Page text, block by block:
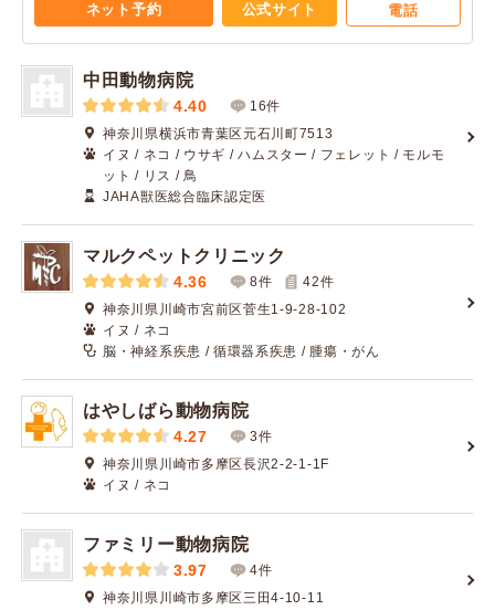
ネット予約 公式サイト 電話
中田動物病院
4.40
16件
神奈川県横浜市青葉区元石川町7513
イヌ / ネコ / ウサギ / ハムスター / フェレット / モルモ
ット / リス / 鳥
JAHA獣医総合臨床認定医
マルクペットクリニック
4.36 8件 42件
神奈川県川崎市宮前区菅生1-9-28-102
イヌ / ネコ
脳・神経系疾患 / 循環器系疾患 / 腫瘍・がん
はやしばら動物病院
4.27
3件
神奈川県川崎市多摩区長沢2-2-1-1F
イヌ / ネコ
ファミリー動物病院
3.97
4件
神奈川県川崎市多摩区三田4-10-11